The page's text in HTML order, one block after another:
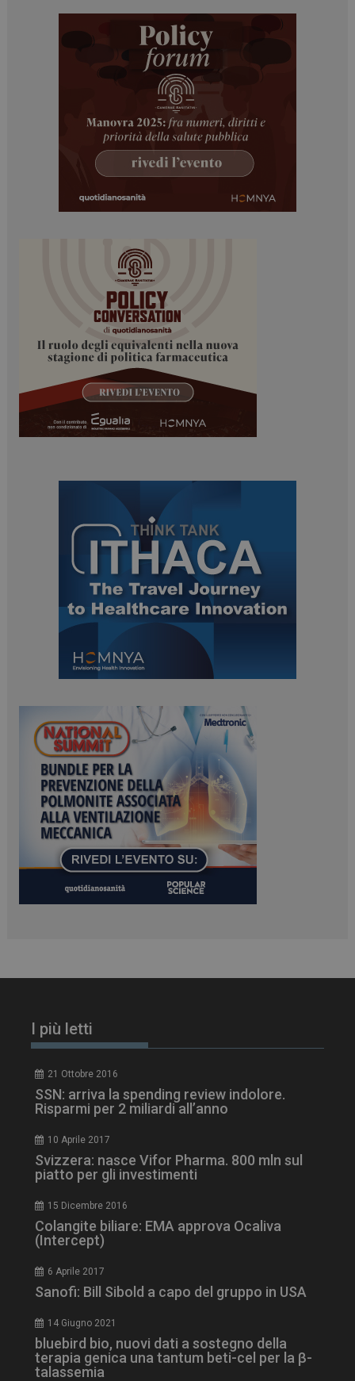
I più letti
21 Ottobre 2016
SSN: arriva la spending review indolore.
Risparmi per 2 miliardi all’anno
10 Aprile 2017
Svizzera: nasce Vifor Pharma. 800 mln sul
piatto per gli investimenti
15 Dicembre 2016
Colangite biliare: EMA approva Ocaliva
(Intercept)
6 Aprile 2017
Sanofi: Bill Sibold a capo del gruppo in USA
14 Giugno 2021
bluebird bio, nuovi dati a sostegno della
terapia genica una tantum beti-cel per la β-
talassemia